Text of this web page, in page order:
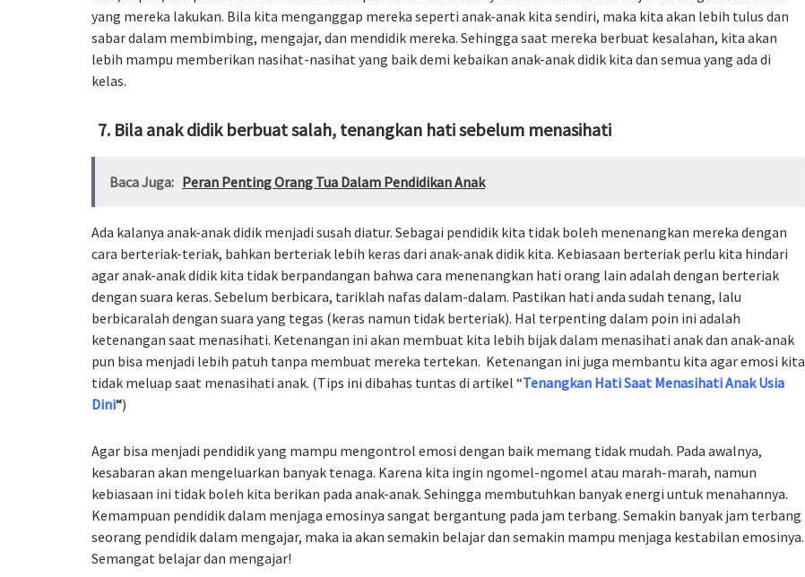
yang mereka lakukan. Bila kita menganggap mereka seperti anak-anak kita sendiri, maka kita akan lebih tulus dan
sabar dalam membimbing, mengajar, dan mendidik mereka. Sehingga saat mereka berbuat kesalahan, kita akan
lebih mampu memberikan nasihat-nasihat yang baik demi kebaikan anak-anak didik kita dan semua yang ada di
kelas.
Bila anak didik berbuat salah, tenangkan hati sebelum menasihati
Baca Juga: Peran Penting Orang Tua Dalam Pendidikan Anak
Ada kalanya anak-anak didik menjadi susah diatur. Sebagai pendidik kita tidak boleh menenangkan mereka dengan
cara berteriak-teriak, bahkan berteriak lebih keras dari anak-anak didik kita. Kebiasaan berteriak perlu kita hindari
agar anak-anak didik kita tidak berpandangan bahwa cara menenangkan hati orang lain adalah dengan berteriak
dengan suara keras. Sebelum berbicara, tariklah nafas dalam-dalam. Pastikan hati anda sudah tenang, lalu
berbicaralah dengan suara yang tegas (keras namun tidak berteriak). Hal terpenting dalam poin ini adalah
ketenangan saat menasihati. Ketenangan ini akan membuat kita lebih bijak dalam menasihati anak dan anak-anak
pun bisa menjadi lebih patuh tanpa membuat mereka tertekan. Ketenangan ini juga membantu kita agar emosi kita
tidak meluap saat menasihati anak. (Tips ini dibahas tuntas di artikel “Tenangkan Hati Saat Menasihati Anak Usia
Dini“)
Agar bisa menjadi pendidik yang mampu mengontrol emosi dengan baik memang tidak mudah. Pada awalnya,
kesabaran akan mengeluarkan banyak tenaga. Karena kita ingin ngomel-ngomel atau marah-marah, namun
kebiasaan ini tidak boleh kita berikan pada anak-anak. Sehingga membutuhkan banyak energi untuk menahannya.
Kemampuan pendidik dalam menjaga emosinya sangat bergantung pada jam terbang. Semakin banyak jam terbang
seorang pendidik dalam mengajar, maka ia akan semakin belajar dan semakin mampu menjaga kestabilan emosinya.
Semangat belajar dan mengajar!